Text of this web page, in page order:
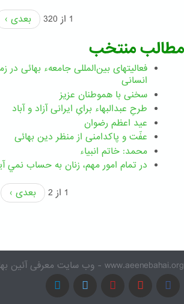
1 از 320
بعدی ›
مطالب منتخب
فعالیتهای بین‌المللی جامعهء بهائی در
انسانی
سخنی با هموطنان عزیز
طرحِ عبدالبهاء برایِ ایرانی آزاد و آباد
عید اعظم رضوان
عفّت و پاکدامنی از منظر دین بهائی
محمد: خاتم انبیاء
در تمام امور مهم،‌ زنان به حساب نمي
1 از 2
بعدی ›
www.aeenebahai.org - وب سایت معرفی آئین بهائی به زبان فارسی